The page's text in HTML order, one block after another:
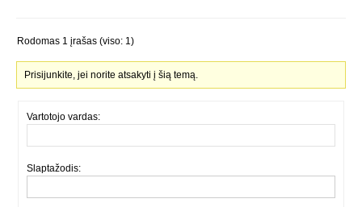
Rodomas 1 įrašas (viso: 1)
Prisijunkite, jei norite atsakyti į šią temą.
Vartotojo vardas:
Slaptažodis: